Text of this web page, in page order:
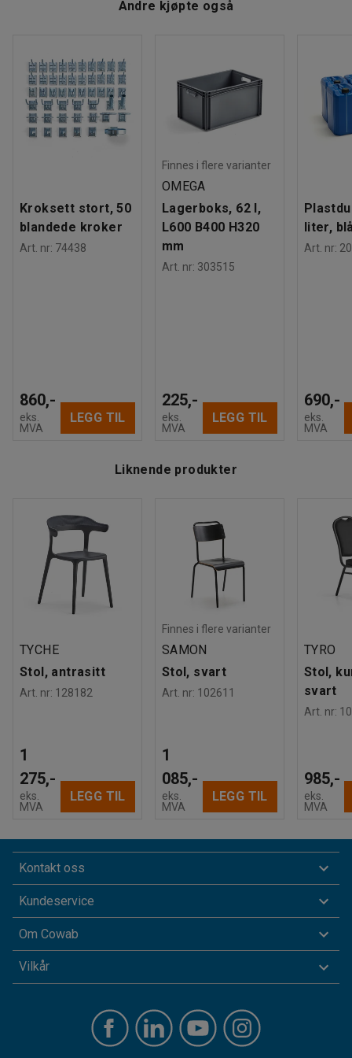
Tester EN 16139:2013
Andre kjøpte også
Kroksett stort, 50
blandede kroker
Art. nr: 74438
860,-
eks.
MVA
LEGG TIL
Finnes i flere varianter
OMEGA
Lagerboks, 62 l,
L600 B400 H320
mm
Art. nr: 303515
225,-
eks.
MVA
LEGG TIL
liter,
Art. nr:
690,-
eks.
MVA
Liknende produkter
TYCHE
Stol, antrasitt
Art. nr: 128182
1
275,-
eks.
MVA
LEGG TIL
Finnes i flere varianter
SAMON
Stol, svart
Art. nr: 102611
1
085,-
eks.
MVA
LEGG TIL
TYRO
Stol,
svart
Art. nr:
985,-
eks.
MVA
Kontakt oss
Kundeservice
Om Cowab
Vilkår